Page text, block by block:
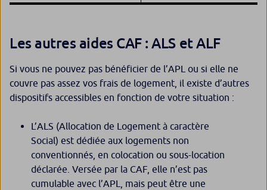
Les autres aides CAF : ALS et ALF
Si vous ne pouvez pas bénéficier de l’APL ou si elle ne
couvre pas assez vos frais de logement, il existe d’autres
dispositifs accessibles en fonction de votre situation :
L’ALS (Allocation de Logement à caractère
Social) est dédiée aux logements non
conventionnés, en colocation ou sous-location
déclarée. Versée par la CAF, elle n’est pas
cumulable avec l’APL, mais peut être une